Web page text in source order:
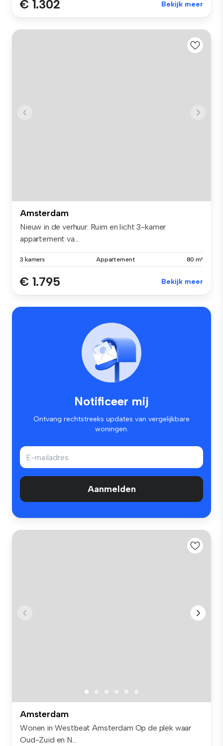
€ 1.302 Bekijk meer
Amsterdam
Nieuw in de verhuur: Ruim en licht 3-kamer
appartement va...
3 kamers Appartement 80 m²
€ 1.795 Bekijk meer
Notificeer mij
Ontvang rechtstreeks updates van vergelijkbare
woningen.
Aanmelden
Amsterdam
Wonen in Westbeat Amsterdam Op de plek waar
Oud-Zuid en N...